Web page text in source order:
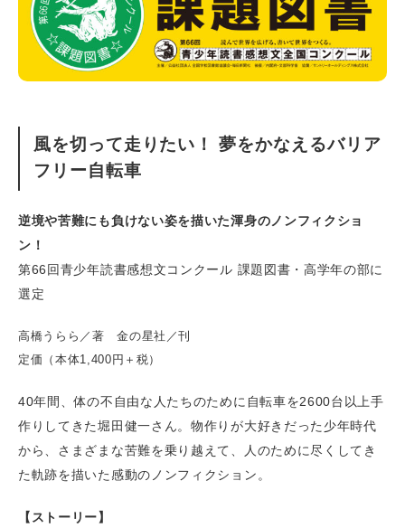
風を切って走りたい！ 夢をかなえるバリア
フリー自転車
逆境や苦難にも負けない姿を描いた渾身のノンフィクショ
ン！
第66回青少年読書感想文コンクール 課題図書・高学年の部に
選定
高橋うらら／著 金の星社／刊
定価（本体1,400円＋税）
40年間、体の不自由な人たちのために自転車を2600台以上手
作りしてきた堀田健一さん。物作りが大好きだった少年時代
から、さまざまな苦難を乗り越えて、人のために尽くしてき
た軌跡を描いた感動のノンフィクション。
【ストーリー】